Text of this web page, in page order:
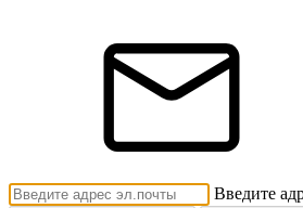
Введите